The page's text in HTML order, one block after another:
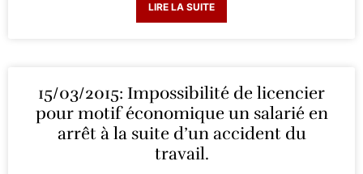
LIRE LA SUITE
15/03/2015: Impossibilité de licencier
pour motif économique un salarié en
arrêt à la suite d’un accident du
travail.